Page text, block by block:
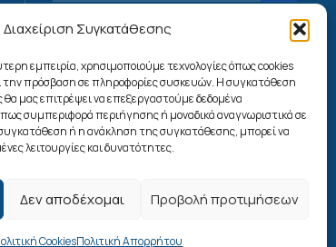
Διαχείριση Συγκατάθεσης
εμπειρία, χρησιμοποιούμε τεχνολογίες όπως cookies
πρόσβαση σε πληροφορίες συσκευών. Η συγκατάθεση
θα μας επιτρέψει να επεξεργαστούμε δεδομένα
συμπεριφορά περιήγησης ή μοναδικά αναγνωριστικά σε
ή η ανάκληση της συγκατάθεσης, μπορεί να
λειτουργίες και δυνατότητες.
Δεν αποδέχομαι Προβολή προτιμήσεων
CookiesΠολιτική Απορρήτου
Ακολουθήστε μας